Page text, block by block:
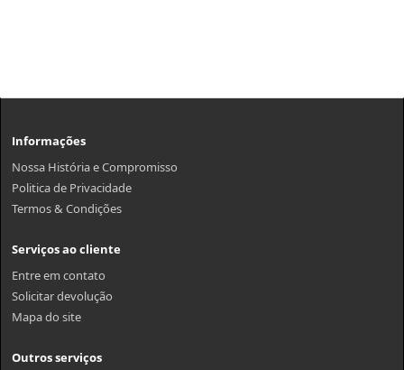
Informações
Nossa História e Compromisso
Politica de Privacidade
Termos & Condições
Serviços ao cliente
Entre em contato
Solicitar devolução
Mapa do site
Outros serviços